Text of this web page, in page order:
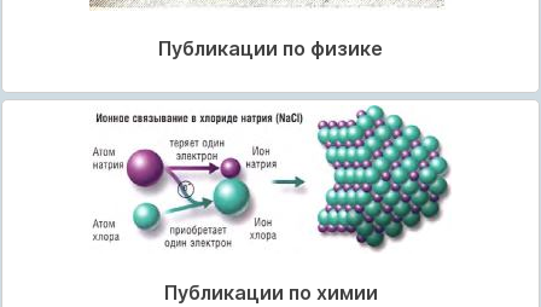
Публикации по физике
Публикации по химии